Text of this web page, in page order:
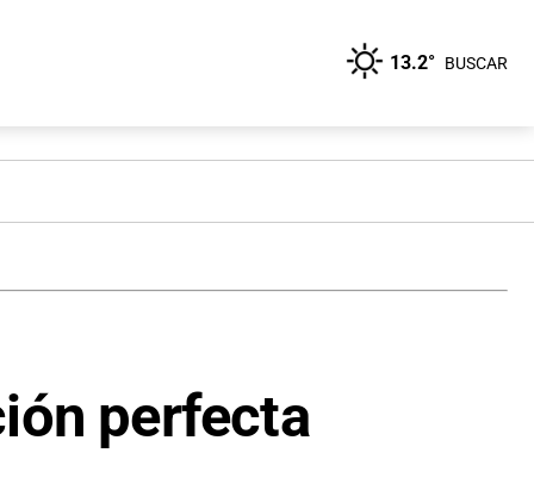
13.2° BUSCAR
perfecta